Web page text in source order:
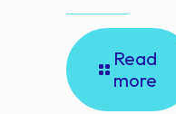
Read
more